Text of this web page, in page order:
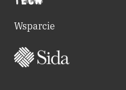
Wsparcie